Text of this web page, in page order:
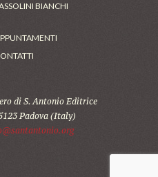
BIANCHI
di S. Antonio Editrice
Padova (Italy)